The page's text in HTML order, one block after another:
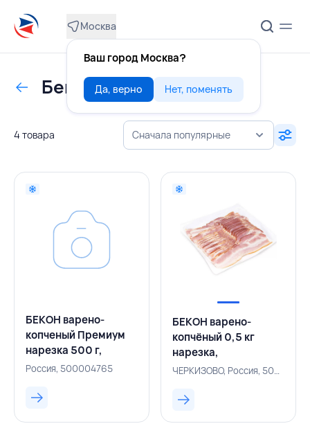
Москва
Ваш город Москва?
Да, верно Нет, поменять
Бекон в/к
4 товара Сначала популярные
БЕКОН варено-
копченый Премиум
нарезка 500 г,
МЯСОРЕЗКА,
Россия, 500004765
БЕКОН варено-
копчёный 0,5 кг
нарезка,
ЧЕРКИЗОВО,
ЧЕРКИЗОВО, Россия, 500001371